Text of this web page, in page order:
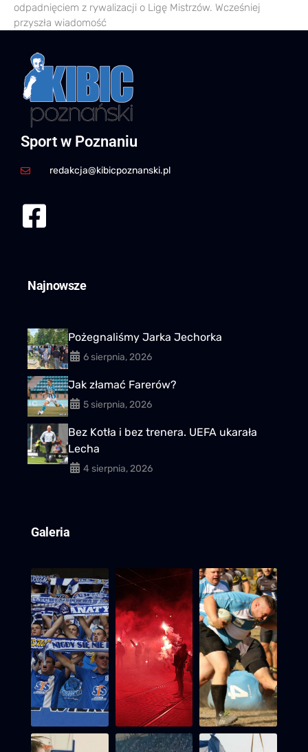
odpadnięciem z rywalizacji o Ligę Mistrzów. Wcześniej
przyszła wiadomość
Sport w Poznaniu
redakcja@kibicpoznanski.pl
Najnowsze
Pożegnaliśmy Jarka Jechorka
6 sierpnia, 2026
Jak złamać Farerów?
5 sierpnia, 2026
Bez Kotła i bez trenera. UEFA ukarała
Lecha
4 sierpnia, 2026
Galeria